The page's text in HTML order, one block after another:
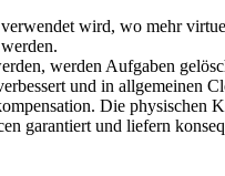
wird, wo mehr
werden Aufgaben
und in allgemeinen
Die physischen
garantiert und liefern